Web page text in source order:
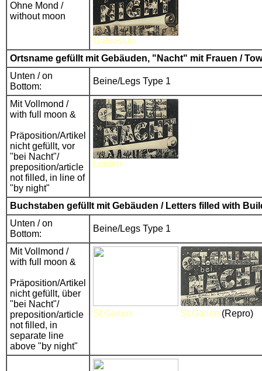
Ohne Mond /
without moon
Galveston
Ortsname gefüllt mit Gebäuden, "Nacht" mit Frauen /
Unten / on
Bottom:
Beine/Legs Type 1
Mit Vollmond /
with full moon &
Präposition/Artikel
nicht gefüllt, vor
"bei Nacht"/
preposition/article
not filled, in line of
"by night"
Leiden
Buchstaben gefüllt mit Gebäuden / Letters filled with
Unten / on
Bottom:
Beine/Legs Type 1
Mit Vollmond /
with full moon &
Präposition/Artikel
nicht gefüllt, über
"bei Nacht"/
preposition/article
not filled, in
separate line
above "by night"
St.Gallen St.Gallen (Repro)